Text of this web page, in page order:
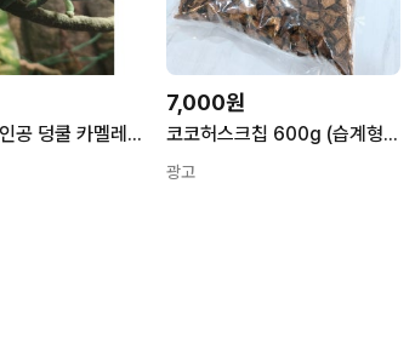
파충류 1m 인공 덩쿨 카멜레온 집 꾸미기 SE02506
7,000원
코코허스크칩 600g (습계형 파충류, 개구리, 크레스티드 게코, 리키에너스, 카멜레온 바닥재)
광고